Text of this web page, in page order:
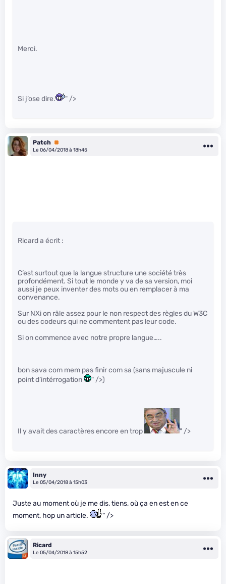
Merci.
Si j’ose dire. " />
Patch Premium
Le 06/04/2018 à 18h45
Ricard a écrit :
C’est surtout que la langue structure une société très
profondément. Si tout le monde y va de sa version, moi
aussi je peux inventer des mots ou en remplacer à ma
convenance.
Sur NXi on râle assez pour le non respect des règles du W3C
ou des codeurs qui ne commentent pas leur code.
Si on commence avec notre propre langue…..
bon sava com mem pas finir com sa (sans majuscule ni
point d’intérrogation
" />)
Il y avait des caractères encore en trop " />
Inny
Le 05/04/2018 à 15h03
Juste au moment où je me dis, tiens, où ça en est en ce
moment, hop un article.
" />
Ricard
Le 05/04/2018 à 15h52